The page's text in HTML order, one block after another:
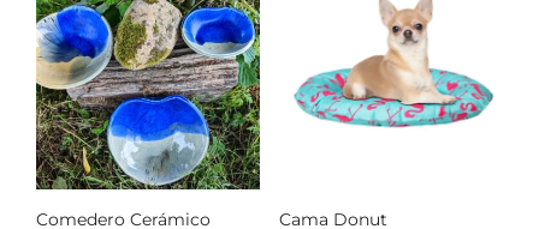
Comedero Cerámico
Cama Donut